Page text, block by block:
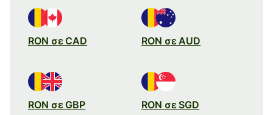
RON σε CAD RON σε AUD
RON σε GBP RON σε SGD